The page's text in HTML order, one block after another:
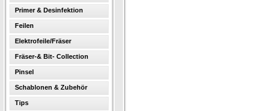
Primer & Desinfektion
Feilen
Elektrofeile/Fräser
Fräser-& Bit- Collection
Pinsel
Schablonen & Zubehör
Tips